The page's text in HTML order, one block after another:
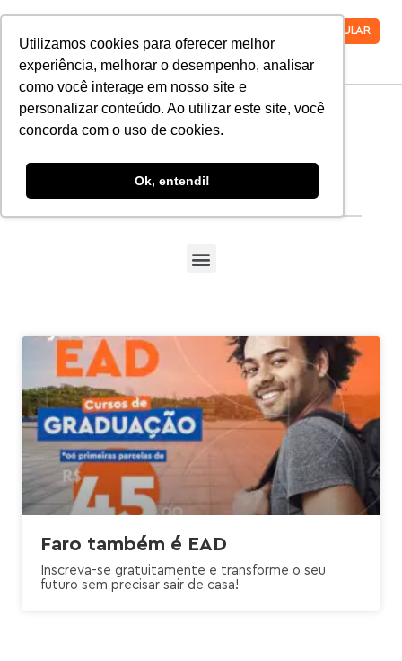
Utilizamos cookies para oferecer melhor
experiência, melhorar o desempenho, analisar
como você interage em nosso site e
personalizar conteúdo. Ao utilizar este site, você
concorda com o uso de cookies.
Ok, entendi!
VESTIBULAR
deseja acessar?
Faro também é EAD
Inscreva-se gratuitamente e transforme o seu
futuro sem precisar sair de casa!